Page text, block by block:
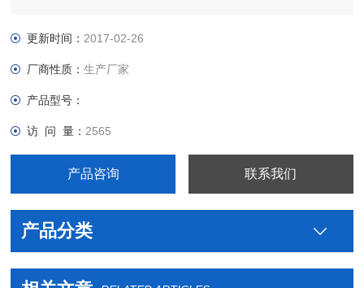
更新时间： 2017-02-26
厂商性质：生产厂家
产品型号：
访 问 量： 2565
产品咨询 联系我们
产品分类